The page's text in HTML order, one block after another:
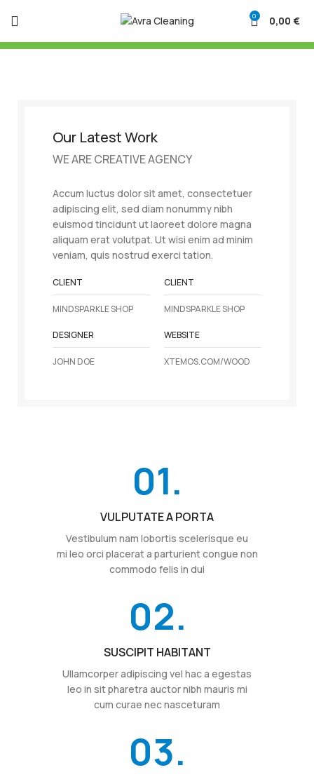
0 0,00 €
Our Latest Work
WE ARE CREATIVE AGENCY
Accum luctus dolor sit amet, consectetuer
adipiscing elit, sed diam nonummy nibh
euismod tincidunt ut laoreet dolore magna
aliquam erat volutpat. Ut wisi enim ad minim
veniam, quis nostrud exerci tation.
CLIENT
MINDSPARKLE SHOP
CLIENT
MINDSPARKLE SHOP
DESIGNER
JOHN DOE
WEBSITE
XTEMOS.COM/WOOD
01.
VULPUTATE A PORTA
Vestibulum nam lobortis scelerisque eu
mi leo orci placerat a parturient congue non
commodo felis in dui
02.
SUSCIPIT HABITANT
Ullamcorper adipiscing vel hac a egestas
leo in sit pharetra auctor nibh mauris mi
cum curae nec nasceturam
03.